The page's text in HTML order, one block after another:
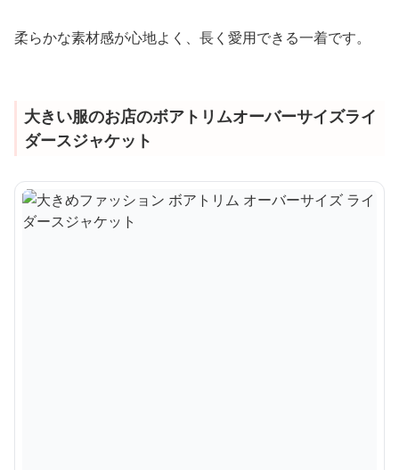
柔らかな素材感が心地よく、長く愛用できる一着です。
大きい服のお店のボアトリムオーバーサイズライ
ダースジャケット